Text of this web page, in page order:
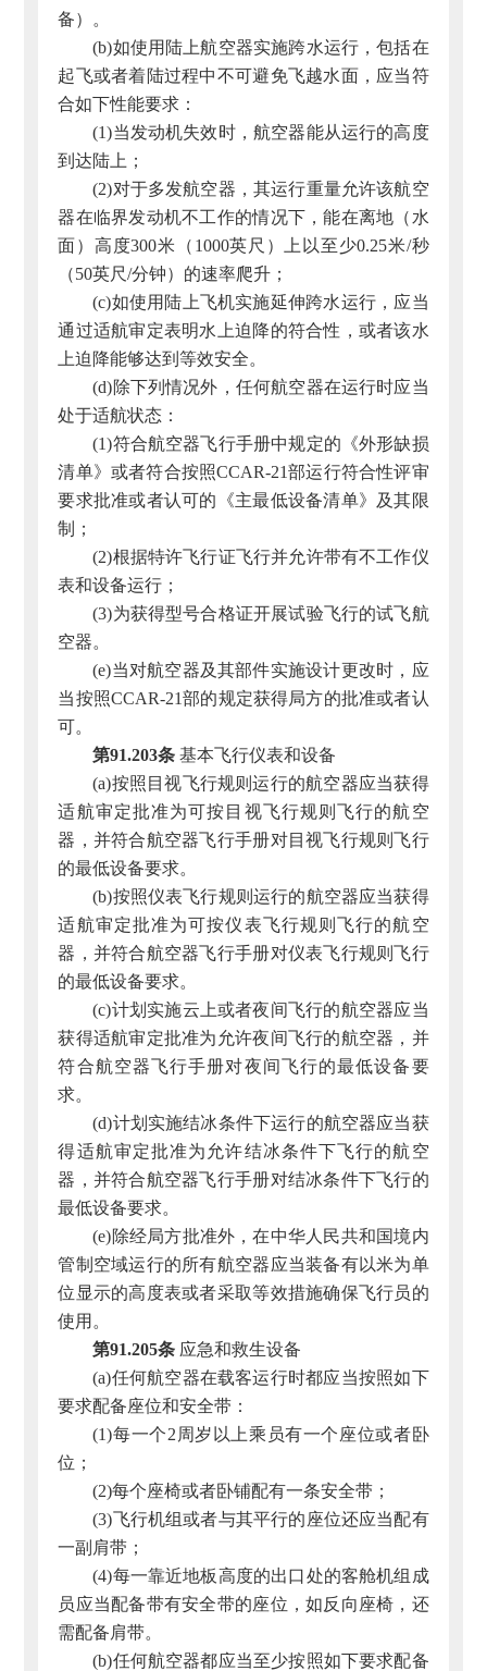
备）。
(b)如使用陆上航空器实施跨水运行，包括在
起飞或者着陆过程中不可避免飞越水面，应当符
合如下性能要求：
(1)当发动机失效时，航空器能从运行的高度
到达陆上；
(2)对于多发航空器，其运行重量允许该航空
器在临界发动机不工作的情况下，能在离地（水
面）高度300米（1000英尺）上以至少0.25米/秒
（50英尺/分钟）的速率爬升；
(c)如使用陆上飞机实施延伸跨水运行，应当
通过适航审定表明水上迫降的符合性，或者该水
上迫降能够达到等效安全。
(d)除下列情况外，任何航空器在运行时应当
处于适航状态：
(1)符合航空器飞行手册中规定的《外形缺损
清单》或者符合按照CCAR-21部运行符合性评审
要求批准或者认可的《主最低设备清单》及其限
制；
(2)根据特许飞行证飞行并允许带有不工作仪
表和设备运行；
(3)为获得型号合格证开展试验飞行的试飞航
空器。
(e)当对航空器及其部件实施设计更改时，应
当按照CCAR-21部的规定获得局方的批准或者认
可。
第91.203条 基本飞行仪表和设备
(a)按照目视飞行规则运行的航空器应当获得
适航审定批准为可按目视飞行规则飞行的航空
器，并符合航空器飞行手册对目视飞行规则飞行
的最低设备要求。
(b)按照仪表飞行规则运行的航空器应当获得
适航审定批准为可按仪表飞行规则飞行的航空
器，并符合航空器飞行手册对仪表飞行规则飞行
的最低设备要求。
(c)计划实施云上或者夜间飞行的航空器应当
获得适航审定批准为允许夜间飞行的航空器，并
符合航空器飞行手册对夜间飞行的最低设备要
求。
(d)计划实施结冰条件下运行的航空器应当获
得适航审定批准为允许结冰条件下飞行的航空
器，并符合航空器飞行手册对结冰条件下飞行的
最低设备要求。
(e)除经局方批准外，在中华人民共和国境内
管制空域运行的所有航空器应当装备有以米为单
位显示的高度表或者采取等效措施确保飞行员的
使用。
第91.205条 应急和救生设备
(a)任何航空器在载客运行时都应当按照如下
要求配备座位和安全带：
(1)每一个2周岁以上乘员有一个座位或者卧
位；
(2)每个座椅或者卧铺配有一条安全带；
(3)飞行机组或者与其平行的座位还应当配有
一副肩带；
(4)每一靠近地板高度的出口处的客舱机组成
员应当配备带有安全带的座位，如反向座椅，还
需配备肩带。
(b)任何航空器都应当至少按照如下要求配备